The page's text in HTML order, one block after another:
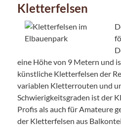
Kletterfelsen
eine Höhe von 9 Metern und
künstliche Kletterfelsen der
variablen Kletterrouten und
Schwierigkeitsgraden ist der
Profis als auch für Amateure
der Kletterfelsen aus